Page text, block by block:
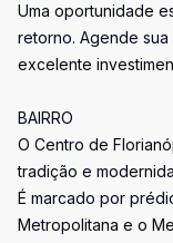
Uma oportunidade
retorno. Agende
excelente
BAIRRO
O Centro de
tradição e
É marcado por
Metropolitana e o